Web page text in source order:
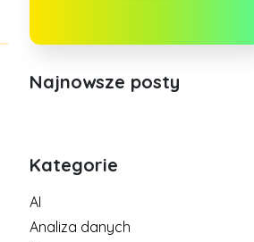
Najnowsze posty
Kategorie
AI
Analiza danych